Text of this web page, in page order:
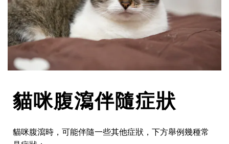
貓咪腹瀉伴隨症狀
貓咪腹瀉時，可能伴隨一些其他症狀，下方舉例幾種常